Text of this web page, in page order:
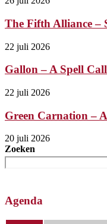
The Fifth Alliance –
22 juli 2026
Gallon – A Spell
22 juli 2026
Green Carnation –
20 juli 2026
Zoeken
Agenda